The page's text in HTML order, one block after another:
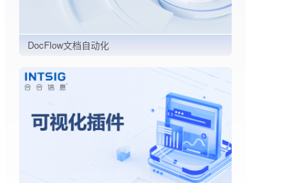
DocFlow文档自动化